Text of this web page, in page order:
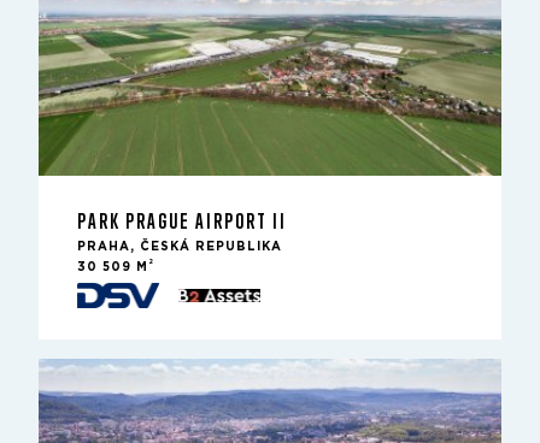
PARK PRAGUE AIRPORT II
PRAHA, ČESKÁ REPUBLIKA
30 509 M
2